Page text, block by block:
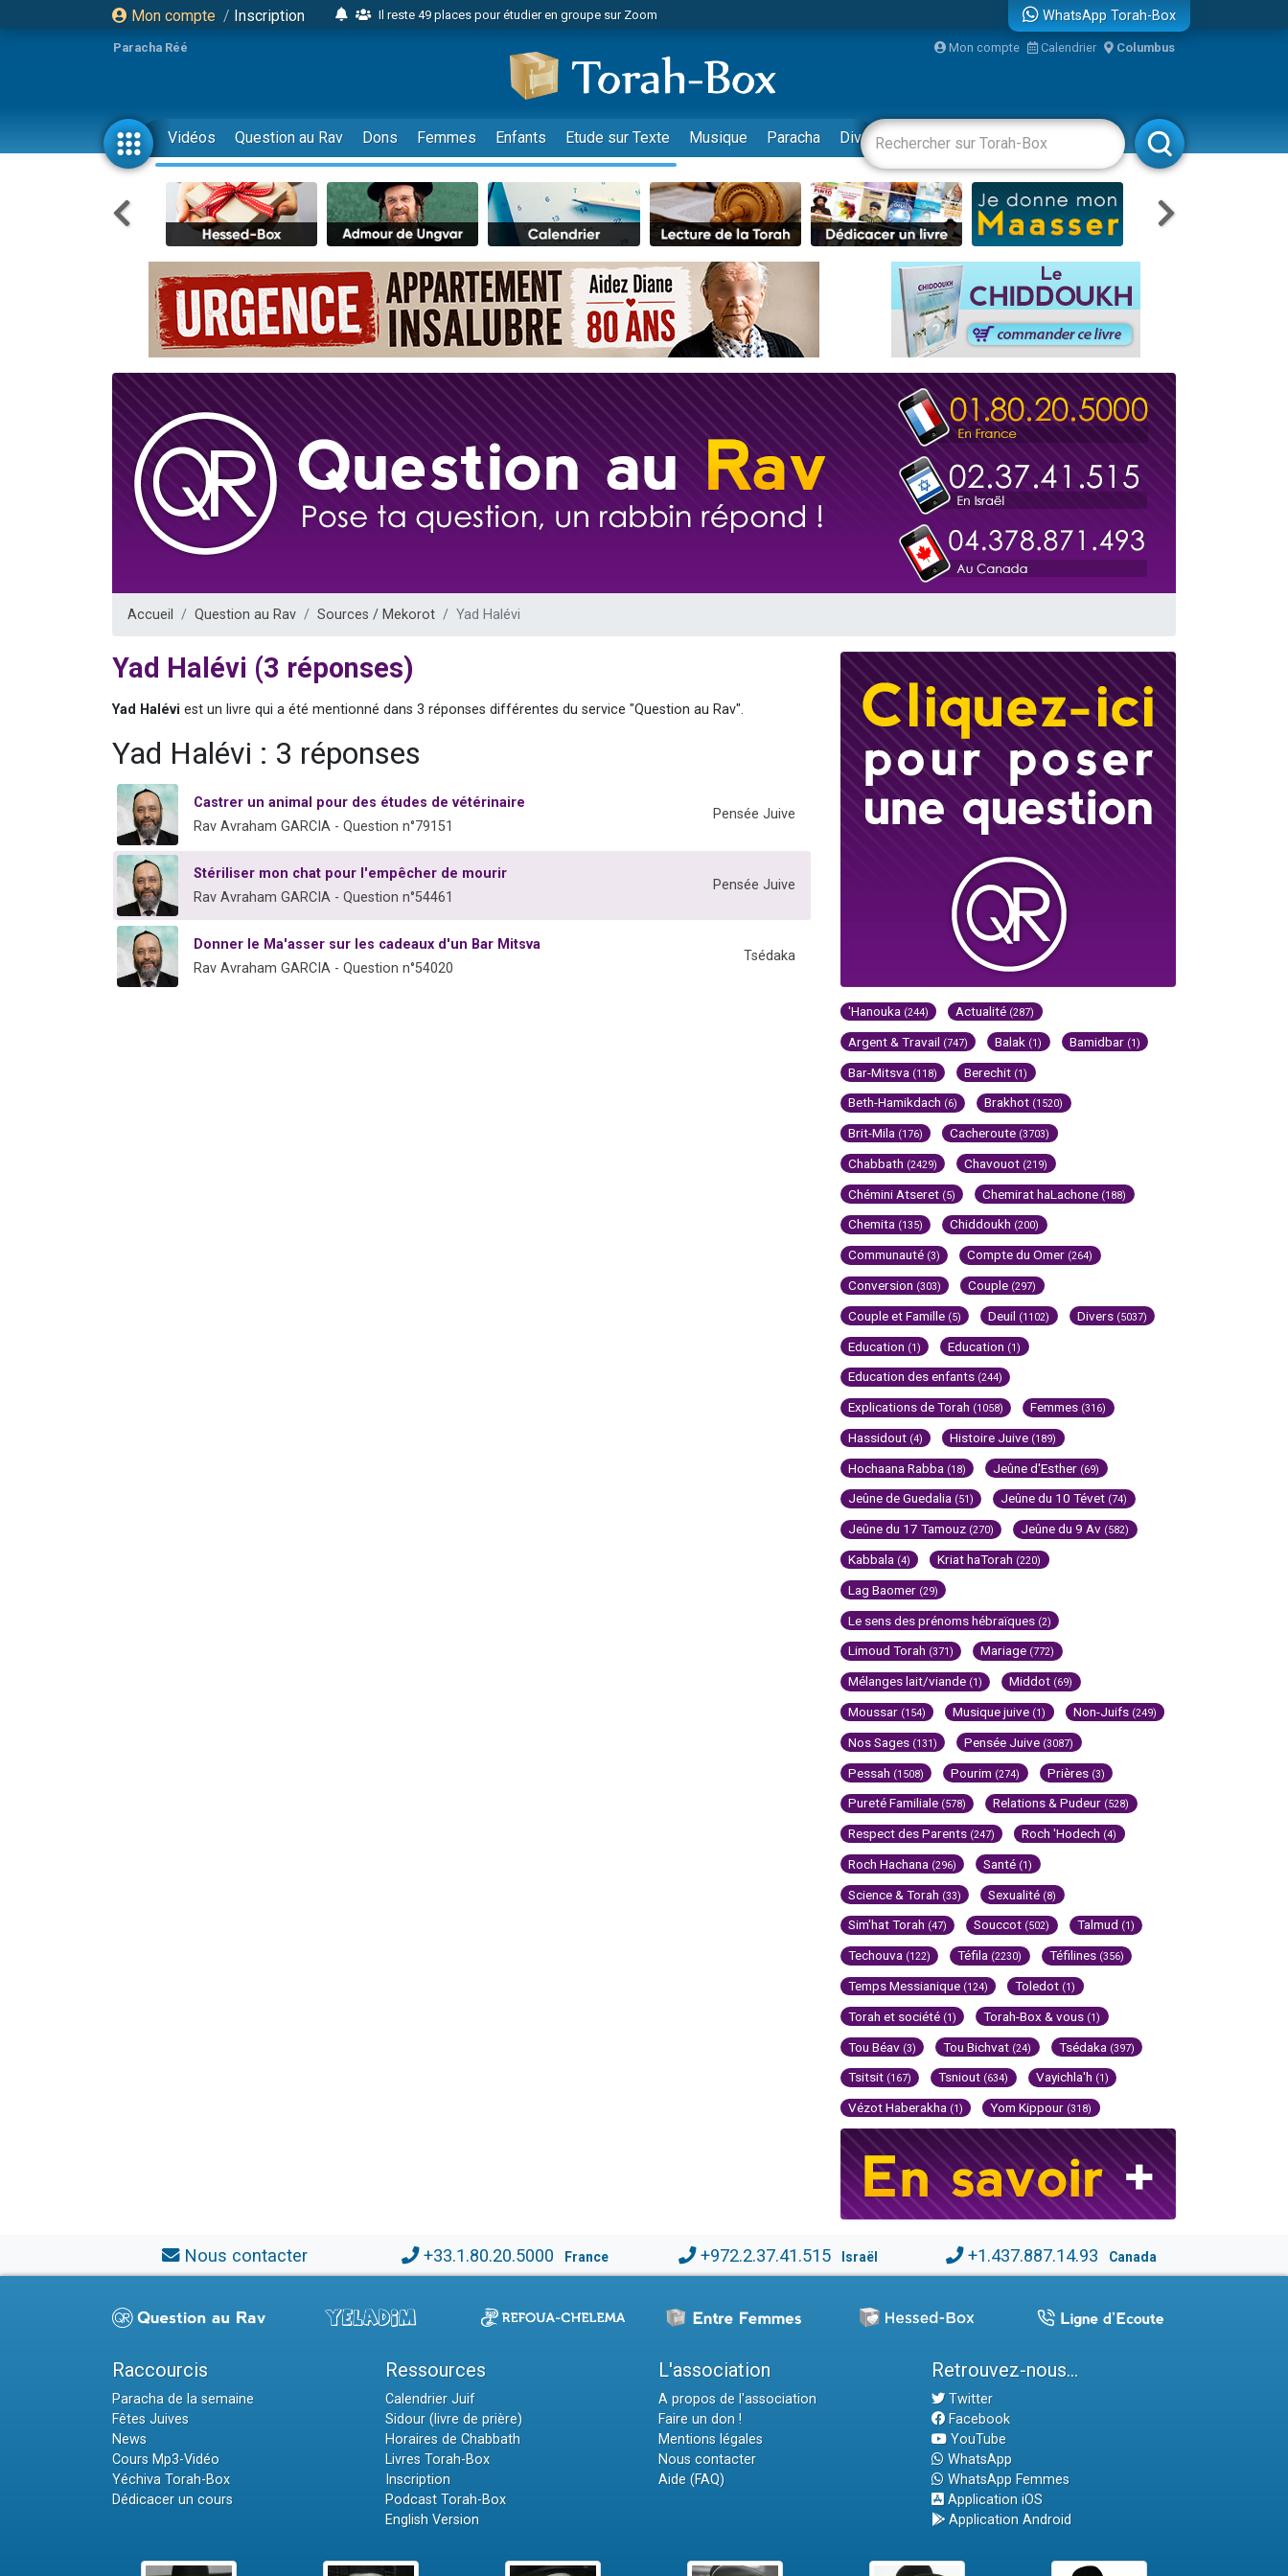
Mon compte / Inscription
Il reste 49 places pour étudier en groupe sur Zoom
2 personnes viennent de nous rejoindre sur WhatsApp
6 personnes viennent de nous rejoindre sur WhatsApp
4 personnes viennent de faire un don pour Reloger Rivka, 6 enfants, victime de violences...
2 personnes viennent de faire un don pour 1 Journée de Vacances Pour les Enfants
17 personnes viennent de demander une bénédiction
4 personnes viennent de nous rejoindre sur WhatsApp
Il reste 49 places pour étudier en groupe sur Zoom
Eva vient de donner son Maasser
4 personnes viennent de nous rejoindre sur WhatsApp
3 personnes viennent de nous rejoindre sur WhatsApp
Odaya vient de donner son Maasser
3 personnes viennent de faire un don pour 5 jours de vacances aux Orphelins
2 personnes viennent de nous rejoindre sur WhatsApp
13 personnes viennent de demander une bénédiction
30 personnes viennent de faire un don pour Sauvez la jambe de Yohan
Il reste 49 places pour étudier en groupe sur Zoom
12 nouvelles musiques dans Torah-Box Music
WhatsApp Torah-Box
Paracha Réé Mon compte Calendrier Columbus
Vidéos Question au Rav Dons Femmes Enfants Etude sur Texte Musique Paracha Divertissements Livres Rabbanim
Accueil Question au Rav Sources / Mekorot Yad Halévi
Yad Halévi (3 réponses)
Yad Halévi est un livre qui a été mentionné dans 3 réponses différentes du service "Question au Rav".
Yad Halévi : 3 réponses
Castrer un animal pour des études de vétérinaire
Rav Avraham GARCIA - Question n°79151
Pensée Juive
Stériliser mon chat pour l'empêcher de mourir
Rav Avraham GARCIA - Question n°54461
Pensée Juive
Donner le Ma'asser sur les cadeaux d'un Bar Mitsva
Rav Avraham GARCIA - Question n°54020
Tsédaka
'Hanouka (244) Actualité (287)
Argent & Travail (747) Balak (1) Bamidbar (1)
Bar-Mitsva (118) Berechit (1)
Beth-Hamikdach (6) Brakhot (1520)
Brit-Mila (176) Cacheroute (3703)
Chabbath (2429) Chavouot (219)
Chémini Atseret (5) Chemirat haLachone (188)
Chemita (135) Chiddoukh (200)
Communauté (3) Compte du Omer (264)
Conversion (303) Couple (297)
Couple et Famille (5) Deuil (1102) Divers (5037)
Education (1) Education (1)
Education des enfants (244)
Explications de Torah (1058) Femmes (316)
Hassidout (4) Histoire Juive (189)
Hochaana Rabba (18) Jeûne d'Esther (69)
Jeûne de Guedalia (51) Jeûne du 10 Tévet (74)
Jeûne du 17 Tamouz (270) Jeûne du 9 Av (582)
Kabbala (4) Kriat haTorah (220)
Lag Baomer (29)
Le sens des prénoms hébraïques (2)
Limoud Torah (371) Mariage (772)
Mélanges lait/viande (1) Middot (69)
Moussar (154) Musique juive (1) Non-Juifs (249)
Nos Sages (131) Pensée Juive (3087)
Pessah (1508) Pourim (274) Prières (3)
Pureté Familiale (578) Relations & Pudeur (528)
Respect des Parents (247) Roch 'Hodech (4)
Roch Hachana (296) Santé (1)
Science & Torah (33) Sexualité (8)
Sim'hat Torah (47) Souccot (502) Talmud (1)
Techouva (122) Téfila (2230) Téfilines (356)
Temps Messianique (124) Toledot (1)
Torah et société (1) Torah-Box & vous (1)
Tou Béav (3) Tou Bichvat (24) Tsédaka (397)
Tsitsit (167) Tsniout (634) Vayichla'h (1)
Vézot Haberakha (1) Yom Kippour (318)
Nous contacter +33.1.80.20.5000 France +972.2.37.41.515 Israël +1.437.887.14.93 Canada
Raccourcis
Paracha de la semaine
Fêtes Juives
News
Cours Mp3-Vidéo
Yéchiva Torah-Box
Dédicacer un cours
Ressources
Calendrier Juif
Sidour (livre de prière)
Horaires de Chabbath
Livres Torah-Box
Inscription
Podcast Torah-Box
English Version
L'association
A propos de l'association
Faire un don !
Mentions légales
Nous contacter
Aide (FAQ)
Retrouvez-nous...
Twitter
Facebook
YouTube
WhatsApp
WhatsApp Femmes
Application iOS
Application Android